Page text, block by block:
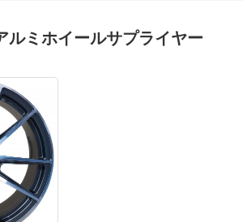
ルミホイールサプライヤー